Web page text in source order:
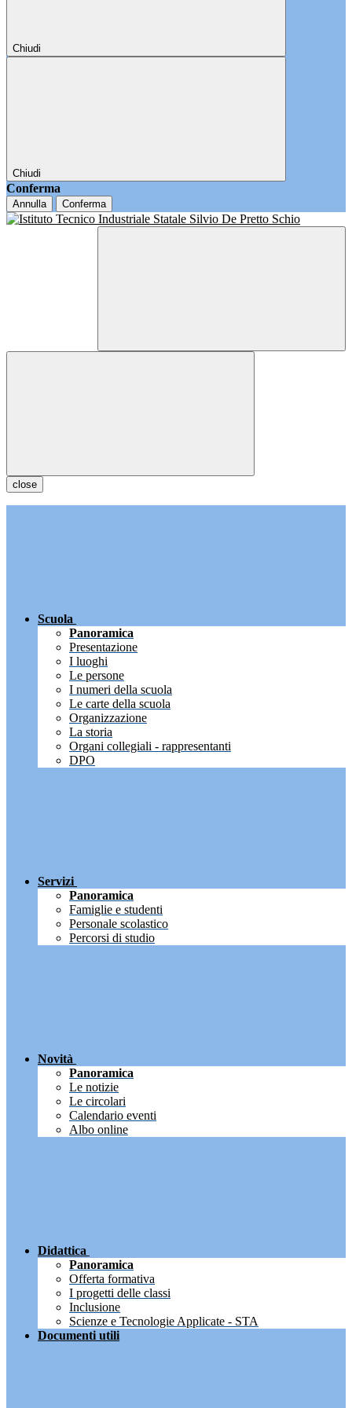
Chiudi
Chiudi
Conferma
Annulla Conferma
close
Scuola
Panoramica
Presentazione
I luoghi
Le persone
I numeri della scuola
Le carte della scuola
Organizzazione
La storia
Organi collegiali - rappresentanti
DPO
Servizi
Panoramica
Famiglie e studenti
Personale scolastico
Percorsi di studio
Novità
Panoramica
Le notizie
Le circolari
Calendario eventi
Albo online
Didattica
Panoramica
Offerta formativa
I progetti delle classi
Inclusione
Scienze e Tecnologie Applicate - STA
Documenti utili